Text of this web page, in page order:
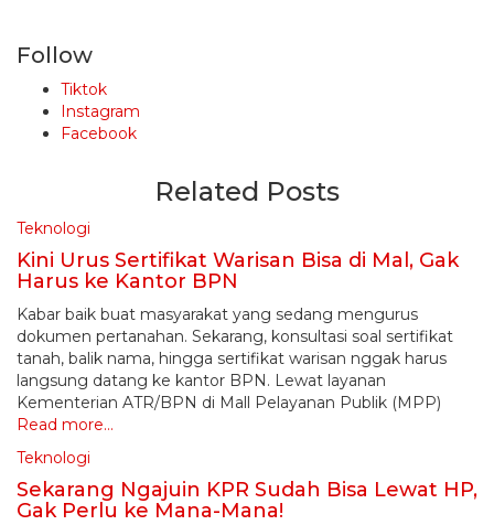
Follow
Tiktok
Instagram
Facebook
Related Posts
Teknologi
Kini Urus Sertifikat Warisan Bisa di Mal, Gak
Harus ke Kantor BPN
Kabar baik buat masyarakat yang sedang mengurus
dokumen pertanahan. Sekarang, konsultasi soal sertifikat
tanah, balik nama, hingga sertifikat warisan nggak harus
langsung datang ke kantor BPN. Lewat layanan
Kementerian ATR/BPN di Mall Pelayanan Publik (MPP)
Read more…
Teknologi
Sekarang Ngajuin KPR Sudah Bisa Lewat HP,
Gak Perlu ke Mana-Mana!